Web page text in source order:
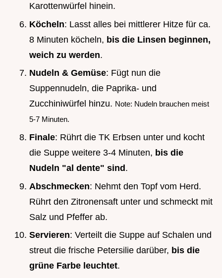
Karottenwürfel hinein.
Köcheln: Lasst alles bei mittlerer Hitze für ca.
8 Minuten köcheln, bis die Linsen beginnen,
weich zu werden.
Nudeln & Gemüse: Fügt nun die
Suppennudeln, die Paprika- und
Zucchiniwürfel hinzu. Note: Nudeln brauchen meist
5-7 Minuten.
Finale: Rührt die TK Erbsen unter und kocht
die Suppe weitere 3-4 Minuten, bis die
Nudeln "al dente" sind .
Abschmecken: Nehmt den Topf vom Herd.
Rührt den Zitronensaft unter und schmeckt mit
Salz und Pfeffer ab.
Servieren: Verteilt die Suppe auf Schalen und
streut die frische Petersilie darüber, bis die
grüne Farbe leuchtet.